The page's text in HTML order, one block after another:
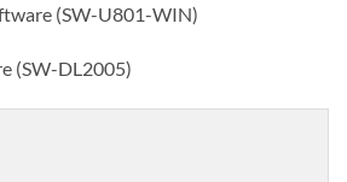
(SW-U801-WIN)
(SW-DL2005)